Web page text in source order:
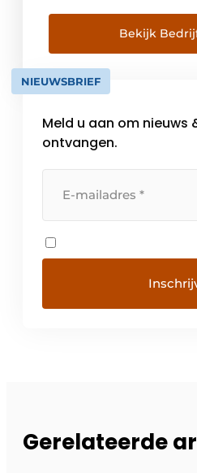
vloerhevels voor
volgende generaties
een groei van het
de identiteit van het
Bekijk
NIEUWSBRIEF
Meld u aan om nieuws
ontvangen.
Gerelateerde